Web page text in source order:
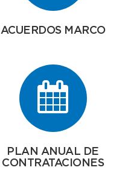
ACUERDOS MARCO
PLAN ANUAL DE
CONTRATACIONES